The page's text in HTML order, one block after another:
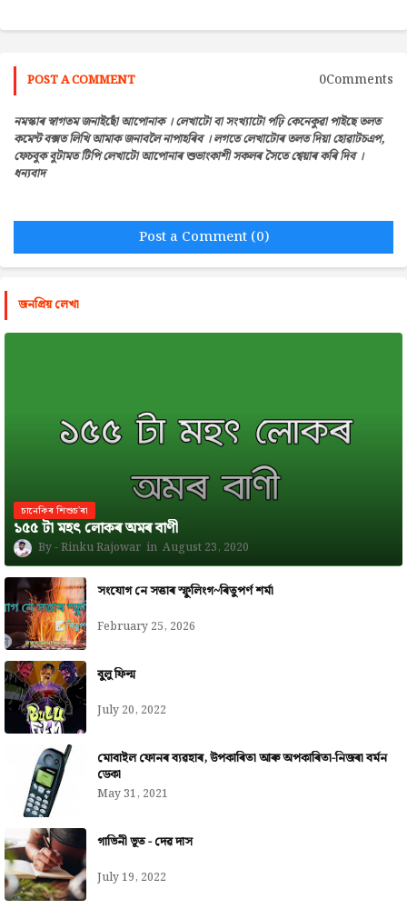
POST A COMMENT 0Comments
নমস্কাৰ স্বাগতম জনাইছোঁ আপোনাক । লেখাটো বা সংখ্যাটো পঢ়ি কেনেকুৱা পাইছে তলত
কমেন্ট বক্সত লিখি আমাক জনাবলৈ নাপাহৰিব । লগতে লেখাটোৰ তলত দিয়া হোৱাটচএপ,
ফেচবুক বুটামত টিপি লেখাটো আপোনাৰ শুভাংকাশী সকলৰ সৈতে শ্বেয়াৰ কৰি দিব ।
ধন্যবাদ
Post a Comment (0)
জনপ্রিয় লেখা
চানেকিৰ শিশুচ'ৰা
১৫৫ টা মহৎ লোকৰ অমৰ বাণী
Rinku Rajowar August 23, 2020
সংযোগ নে সত্তাৰ স্ফুলিংগ~ৰিতুপৰ্ণ শৰ্মা
February 25, 2026
বুলু ফিল্ম
July 20, 2022
মোবাইল ফোনৰ ব্যৱহাৰ, উপকাৰিতা আৰু অপকাৰিতা-নিজৰা বৰ্মন
ডেকা
May 31, 2021
গাভিনী ভূত - দেৱ দাস
July 19, 2022